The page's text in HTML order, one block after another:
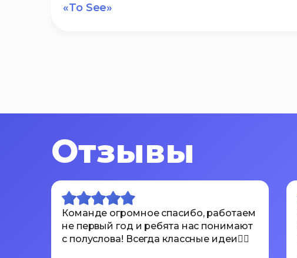
«To See»
Отзывы
Команде огромное спасибо, работаем
не первый год и ребята нас понимают
с полуслова! Всегда классные идеи👍🏾